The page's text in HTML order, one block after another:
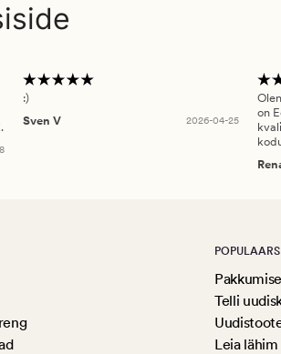
:)
Sven V
2026-04-25
on
Telli
Leia